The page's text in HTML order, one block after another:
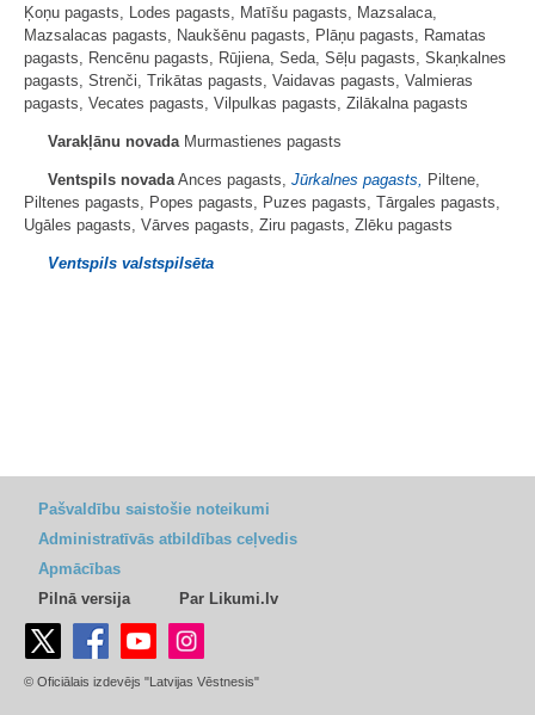
Ķoņu pagasts, Lodes pagasts, Matīšu pagasts, Mazsalaca,
Mazsalacas pagasts, Naukšēnu pagasts, Plāņu pagasts, Ramatas
pagasts, Rencēnu pagasts, Rūjiena, Seda, Sēļu pagasts, Skaņkalnes
pagasts, Strenči, Trikātas pagasts, Vaidavas pagasts, Valmieras
pagasts, Vecates pagasts, Vilpulkas pagasts, Zilākalna pagasts
Varakļānu novada Murmastienes pagasts
Ventspils novada Ances pagasts, Jūrkalnes pagasts,
Piltene,
Piltenes pagasts, Popes pagasts, Puzes pagasts, Tārgales pagasts,
Ugāles pagasts, Vārves pagasts, Ziru pagasts, Zlēku pagasts
Ventspils valstspilsēta
Pašvaldību saistošie noteikumi
Administratīvās atbildības ceļvedis
Apmācības
Pilnā versija
Par Likumi.lv
© Oficiālais izdevējs "Latvijas Vēstnesis"